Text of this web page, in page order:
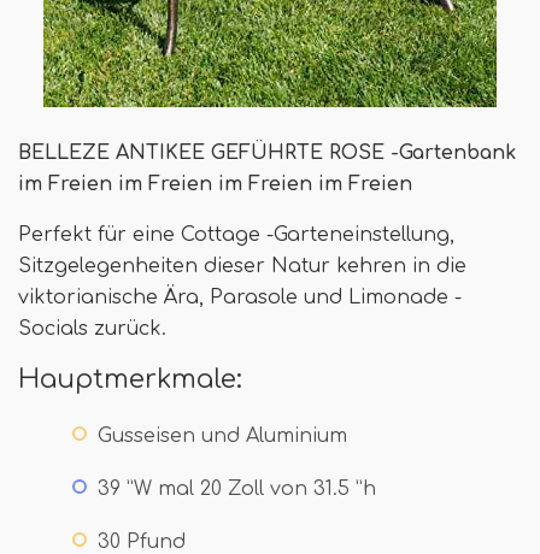
BELLEZE ANTIKEE GEFÜHRTE ROSE -Gartenbank
im Freien im Freien im Freien im Freien
Perfekt für eine Cottage -Garteneinstellung,
Sitzgelegenheiten dieser Natur kehren in die
viktorianische Ära, Parasole und Limonade -
Socials zurück.
Hauptmerkmale:
Gusseisen und Aluminium
39 ”W mal 20 Zoll von 31.5 ”h
30 Pfund